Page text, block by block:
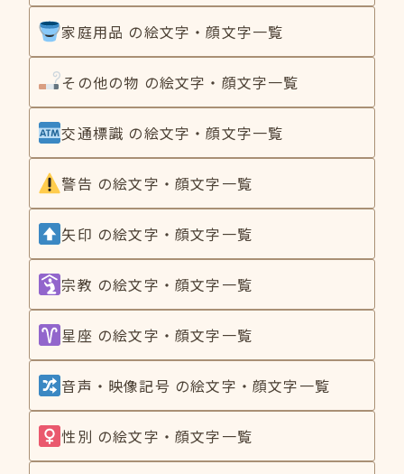
家庭用品 の絵文字・顔文字一覧
その他の物 の絵文字・顔文字一覧
交通標識 の絵文字・顔文字一覧
警告 の絵文字・顔文字一覧
矢印 の絵文字・顔文字一覧
宗教 の絵文字・顔文字一覧
星座 の絵文字・顔文字一覧
音声・映像記号 の絵文字・顔文字一覧
性別 の絵文字・顔文字一覧